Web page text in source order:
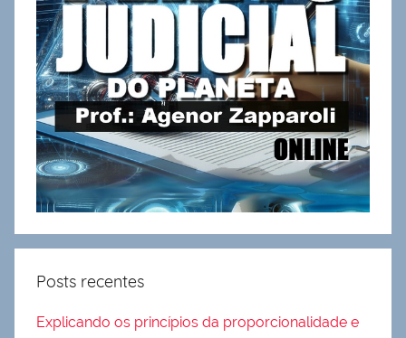
Posts recentes
Explicando os princípios da proporcionalidade e